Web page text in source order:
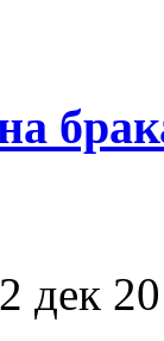
дек